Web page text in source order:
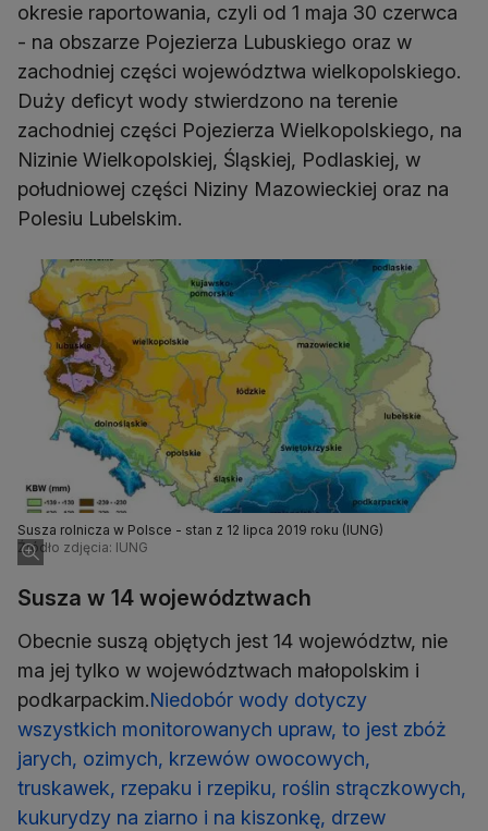
okresie raportowania, czyli od 1 maja 30 czerwca
- na obszarze Pojezierza Lubuskiego oraz w
zachodniej części województwa wielkopolskiego.
Duży deficyt wody stwierdzono na terenie
zachodniej części Pojezierza Wielkopolskiego, na
Nizinie Wielkopolskiej, Śląskiej, Podlaskiej, w
południowej części Niziny Mazowieckiej oraz na
Polesiu Lubelskim.
Susza rolnicza w Polsce - stan z 12 lipca 2019 roku (IUNG)
Źródło zdjęcia: IUNG
Susza w 14 województwach
Obecnie suszą objętych jest 14 województw, nie
ma jej tylko w województwach małopolskim i
podkarpackim.Niedobór wody dotyczy
wszystkich monitorowanych upraw, to jest zbóż
jarych, ozimych, krzewów owocowych,
truskawek, rzepaku i rzepiku, roślin strączkowych,
kukurydzy na ziarno i na kiszonkę, drzew